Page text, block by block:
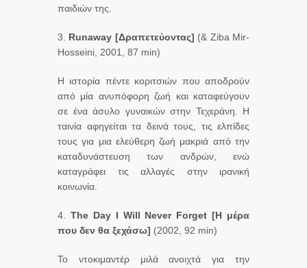
παιδιών της.
3. Runaway [Δραπετεύοντας] (& Ziba Mir-
Hosseini, 2001, 87 min)
Η ιστορία πέντε κοριτσιών που αποδρούν
από μία ανυπόφορη ζωή και καταφεύγουν
σε ένα άσυλο γυναικών στην Τεχεράνη. Η
ταινία αφηγείται τα δεινά τους, τις ελπίδες
τους για μια ελεύθερη ζωή μακριά από την
καταδυνάστευση των ανδρών, ενώ
καταγράφει τις αλλαγές στην ιρανική
κοινωνία.
4. The Day I Will Never Forget [Η μέρα
που δεν θα ξεχάσω] (2002, 92 min)
Το ντοκιμαντέρ μιλά ανοιχτά για την